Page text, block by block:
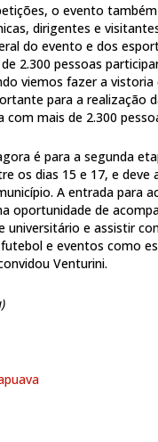
o evento
dirigentes e
do evento e dos
2.300 pessoas
viemos fazer a
para a realização
com mais de 2.300
é para a segunda
os dias 15 e 17, e
A entrada para
oportunidade de
universitário e assistir
e eventos como
Venturini.